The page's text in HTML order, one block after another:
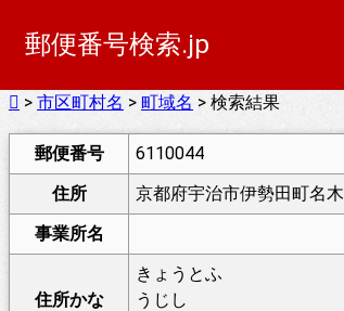
郵便番号検索.jp
> 市区町村名 > 町域名 > 検索結果
郵便番号
6110044
住所
京都府宇治市伊勢田町名木
事業所名
住所かな
きょうとふ
うじし